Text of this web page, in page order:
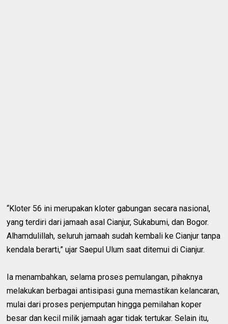
“Kloter 56 ini merupakan kloter gabungan secara nasional,
yang terdiri dari jamaah asal Cianjur, Sukabumi, dan Bogor.
Alhamdulillah, seluruh jamaah sudah kembali ke Cianjur tanpa
kendala berarti,” ujar Saepul Ulum saat ditemui di Cianjur.
Ia menambahkan, selama proses pemulangan, pihaknya
melakukan berbagai antisipasi guna memastikan kelancaran,
mulai dari proses penjemputan hingga pemilahan koper
besar dan kecil milik jamaah agar tidak tertukar. Selain itu,